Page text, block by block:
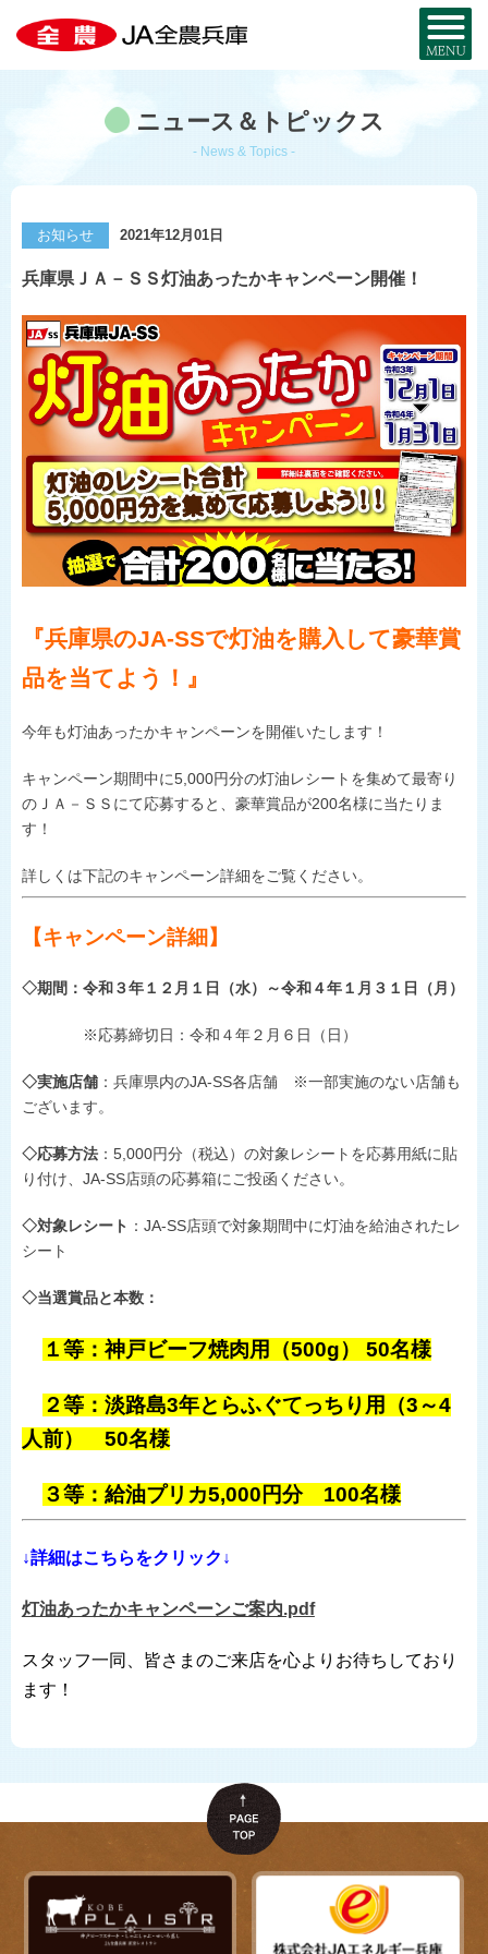
JA全農兵庫とは？
事業内容
組織概要
部署・事業所
採用情報
JAグループ兵庫
公式SNS一覧
兵庫の農を知る
兵庫の特産品MAP
米と麦
JA・MYひょうご
兵庫県産酒米
兵庫県産麦
コ・ノ・ホ・シ
ひょうごの野菜や花
淡路島たまねぎ
世界の舌を魅了
地理的表示の登録
食卓に上がるまで
おいしい話
お取り寄せ
暮らし・サービス
宅配サービス
JA葬祭ひょうご
シロアリから家を守る
JAのリフォーム・リノベーション
施主代行方式
県内JA-SS
ニュース＆トピックス
- News & Topics -
お知らせ 2021年12月01日
兵庫県ＪＡ－ＳＳ灯油あったかキャンペーン開催！
『兵庫県のJA-SSで灯油を購入して豪華賞
品を当てよう！』
今年も灯油あったかキャンペーンを開催いたします！
キャンペーン期間中に5,000円分の灯油レシートを集めて最寄り
のＪＡ－ＳＳにて応募すると、豪華賞品が200名様に当たりま
す！
詳しくは下記のキャンペーン詳細をご覧ください。
【キャンペーン詳細】
◇期間：令和３年１２月１日（水）～令和４年１月３１日（月）
※応募締切日：令和４年２月６日（日）
◇実施店舗：兵庫県内のJA-SS各店舗 ※一部実施のない店舗も
ございます。
◇応募方法： 5,000円分（税込）の対象レシートを応募用紙に貼
り付け、 JA-SS店頭の応募箱にご投函ください。
◇対象レシート ： JA-SS店頭で対象期間中に灯油を給油されたレ
シート
◇当選賞品と本数：
１等：神戸ビーフ焼肉用（500g） 50名様
２等：淡路島3年とらふぐてっちり用（3～4
人前） 50名様
３等：給油プリカ5,000円分 100名様
↓詳細はこちらをクリック↓
灯油あったかキャンペーンご案内.pdf
スタッフ一同、皆さまのご来店を心よりお待ちしており
ます！